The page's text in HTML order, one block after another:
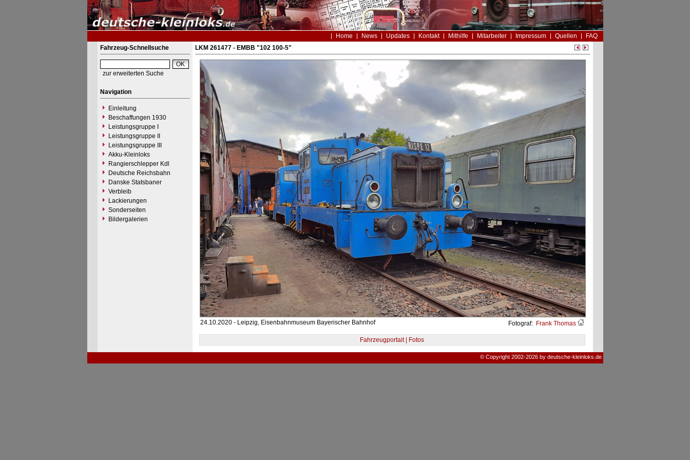
Home News Updates Kontakt Mithilfe Mitarbeiter Impressum Quellen
FAQ
Fahrzeug-Schnellsuche
zur erweiterten Suche
Navigation
Einleitung
Beschaffungen 1930
Leistungsgruppe I
Leistungsgruppe II
Leistungsgruppe III
Akku-Kleinloks
Rangierschlepper Kdl
Deutsche Reichsbahn
Danske Statsbaner
Verbleib
Lackierungen
Sonderseiten
Bildergalerien
LKM 261477 - EMBB "102 100-5"
24.10.2020 - Leipzig, Eisenbahnmuseum Bayerischer Bahnhof Fotograf: Frank Thomas
Fahrzeugportait | Fotos
© Copyright 2002-2026 by deutsche-kleinloks.de